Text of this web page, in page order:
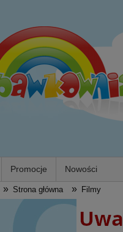
Promocje Nowości
» Strona główna » Filmy